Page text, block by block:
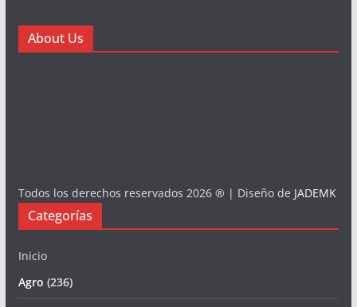
About Us
Todos los derechos reservados 2026 ® | Diseño de JADEMK
Categorías
Inicio
Agro (236)